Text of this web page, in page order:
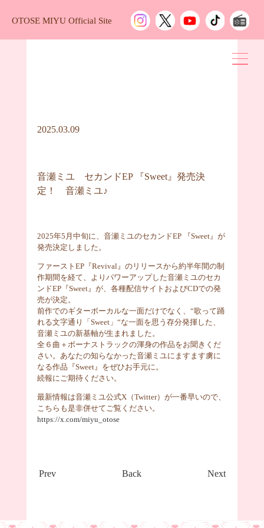
OTOSE MIYU Official Site
2025.03.09
音瀬ミユ セカンドEP 『Sweet』発売決
定！ 音瀬ミユ♪
2025年5月中旬に、音瀬ミユのセカンドEP 『Sweet』が
発売決定しました。
ファーストEP『Revival』のリリースから約半年間の制
作期間を経て、よりパワーアップした音瀬ミユのセカ
ンドEP『Sweet』が、各種配信サイトおよびCDでの発
売が決定。
前作でのギターボーカルな一面だけでなく、“歌って踊
れる文字通り「Sweet」“な一面を思う存分発揮した、
音瀬ミユの新基軸が生まれました。
全６曲＋ボーナストラックの渾身の作品をお聞きくだ
さい。あなたの知らなかった音瀬ミユにますます虜に
なる作品『Sweet』をぜひお手元に。
続報にご期待ください。
最新情報は音瀬ミユ公式X（Twitter）が一番早いので、
こちらも是非併せてご覧ください。
https://x.com/miyu_otose
Prev Back Next